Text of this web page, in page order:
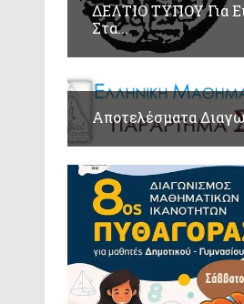
ΔΕΛΤΙΟ ΤΥΠΟΥ Για
Στα...
Αποτελέσματα